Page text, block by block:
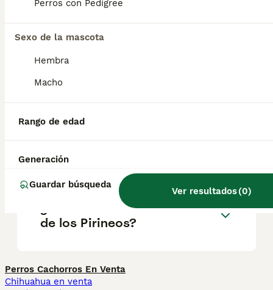
Perros con Pedigree
Sexo de la mascota
Hembra
Macho
Rango de edad
Generación
Guardar búsqueda
Ver resultados(0)
los Pirineos son buenas
Montaña de los Pirineos?
¿Qué es el Perro de Montaña
de los Pirineos?
Perros Cachorros En Venta
Chihuahua en venta